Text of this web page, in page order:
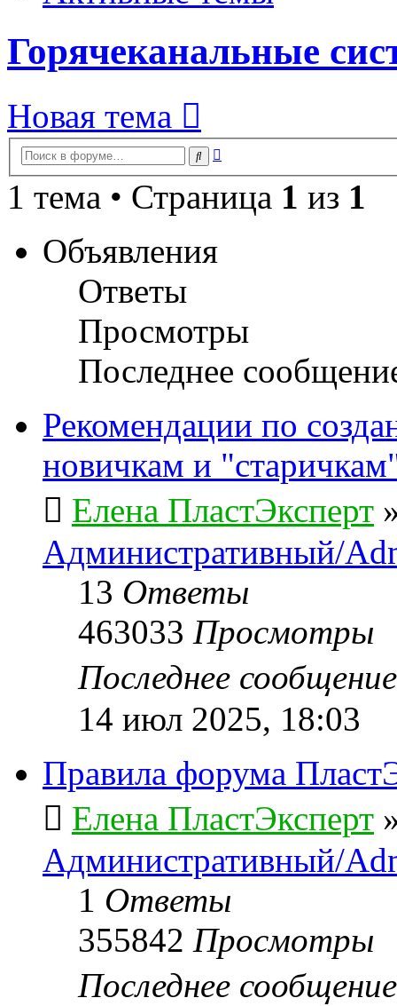
Горячеканальные
Новая тема
Поиск
1 тема • Страница 1 из 1
Объявления
Ответы
Просмотры
Последнее
Рекомендации по
новичкам и
Елена ПластЭксперт
Административный/
13 Ответы
463033 Просмотры
Последнее
14 июл 2025, 18:03
Правила форума
Елена ПластЭксперт
Административный/
1 Ответы
355842 Просмотры
Последнее